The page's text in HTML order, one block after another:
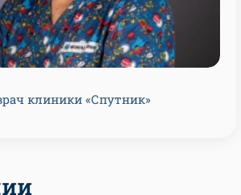
клиники «Спутник»